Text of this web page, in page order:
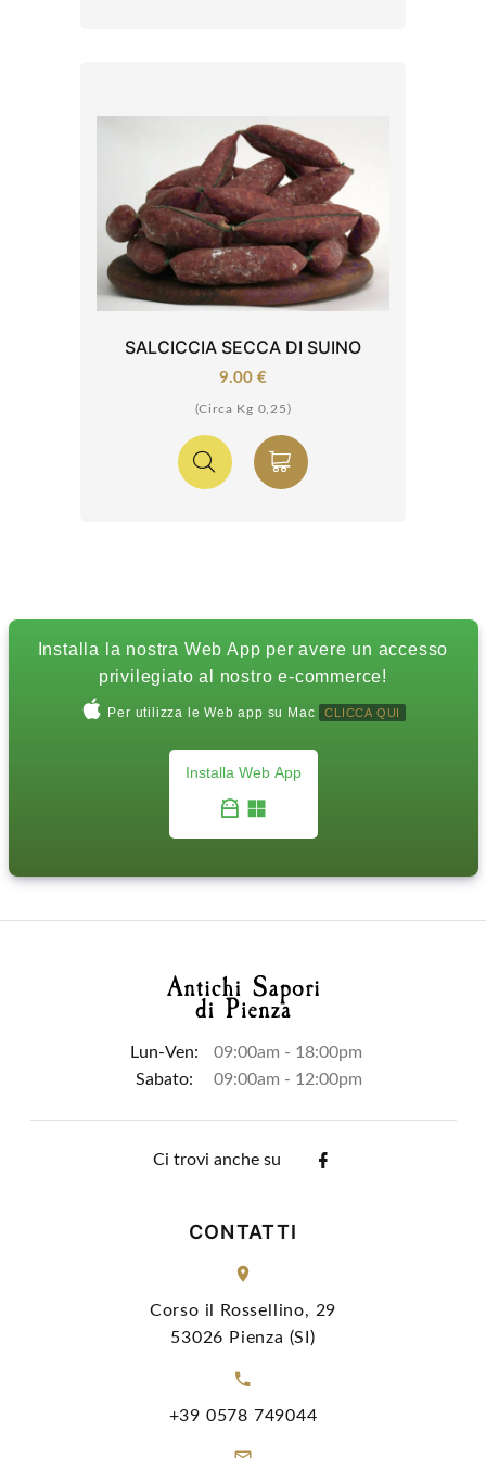
SALCICCIA SECCA DI SUINO
9.00 €
(Circa Kg 0,25)
Installa la nostra Web App per avere un accesso
privilegiato al nostro e-commerce!
Per utilizza le Web app su Mac CLICCA QUI
Installa Web App
Lun-Ven:
09:00am - 18:00pm
Sabato:
09:00am - 12:00pm
Ci trovi anche su
CONTATTI
Corso il Rossellino, 29
53026 Pienza (SI)
+39 0578 749044